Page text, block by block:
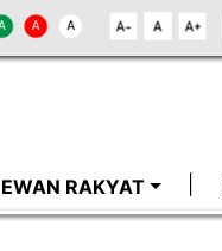
RAKYAT